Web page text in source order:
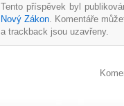
Tento příspěvek byl
Nový Zákon . Komentáře
a trackback jsou uzavřeny.